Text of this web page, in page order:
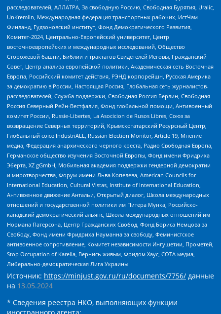
расследователей, АЛЛАТРА, За свободную Россию, Свободная Бурятия, Uralic,
UnKremlin, Международная федерация транспортных рабочих, ИстЧам
Финланд, Гудзоновский институт, Фонд Демократического Развития,
Комитет-2024, Центрально-Европейский университет, Центр
восточноевропейских и международных исследований, Общество
Сторожевой башни, Библии и трактатов Свидетелей Иеговы, Гражданский
Совет, Центр анализа европейской политики, Академическая сеть Восточная
Европа, Российский комитет действия, РЭНД корпорейшн, Русская Америка
за демократию в России, Настоящая Россия, Глобальная сеть журналистов-
расследователей, Служба поддержки, Свободная Россия Берлин, Свободная
Россия Северный Рейн-Вестфалия, Фонд глобальной помощи, Антивоенный
комитет России, Russie-Libertes, La Asocicion de Rusos Libres, Союз за
возвращение Северных территорий, Крымскотатарский Ресурсный Центр,
Глобальный союз IndustriALL, Russian Election Monitor, Article 19, Мнение
медиа, Федерация анархического черного креста, Радио Свободная Европа,
Германское общество изучения Восточной Европы, Фонд имени Фридриха
Эберта, XZ gGmbH, Мобильная академия поддержки гендерной демократии
и миротворчества, Форум имени Льва Копелева, American Councils for
International Education, Cultural Vistas, Institute of International Education,
Антивоенное движение Антальи, Открытый диалог, Школа международных
отношений и государственной политики им Питера Мунка, Российско-
канадский демократический альянс, Школа международных отношений им
Нормана Патерсона, Центр Гражданских Свобод, Фонд Бориса Немцова за
Свободу, Фонд имени Фридриха Науманна за свободу, Феминистское
антивоенное сопротивление, Комитет независимости Ингушетии, Прометей,
Stop Occupation of Karelia, Вернись живым, Фридом Хаус, СОТА медиа,
Либерально-демократическая Лига Украины
Источник: https://minjust.gov.ru/ru/documents/7756/ данные
на 13.05.2024
* Сведения реестра НКО, выполняющих функции